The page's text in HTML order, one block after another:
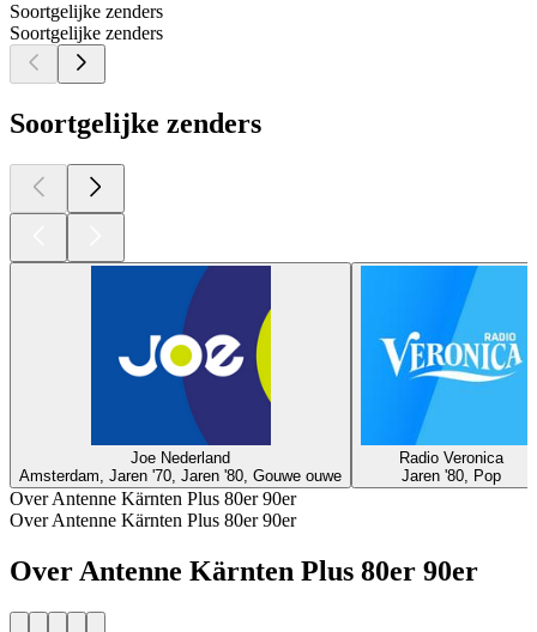
Soortgelijke zenders
Soortgelijke zenders
Soortgelijke zenders
Joe Nederland
Amsterdam, Jaren '70, Jaren '80, Gouwe ouwe
Radio Veronica
Jaren '80, Pop
Over Antenne Kärnten Plus 80er 90er
Over Antenne Kärnten Plus 80er 90er
Over Antenne Kärnten Plus 80er 90er